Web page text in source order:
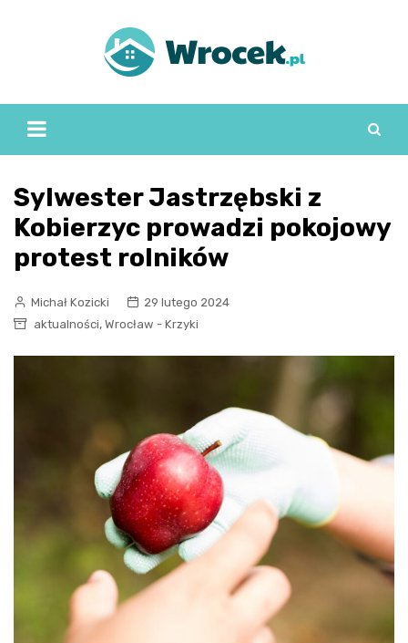
Sylwester Jastrzębski z
Kobierzyc prowadzi pokojowy
protest rolników
Michał Kozicki
29 lutego 2024
aktualności, Wrocław - Krzyki